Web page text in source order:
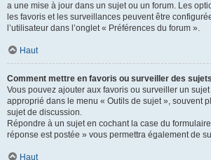
a une mise à jour dans un sujet ou un forum. Les
les favoris et les surveillances peuvent être
l’utilisateur dans l’onglet « Préférences du forum ».
Haut
Comment mettre en favoris ou surveiller des
Vous pouvez ajouter aux favoris ou surveiller un
approprié dans le menu « Outils de sujet », souvent
sujet de discussion.
Répondre à un sujet en cochant la case du formulaire
réponse est postée » vous permettra également de
Haut